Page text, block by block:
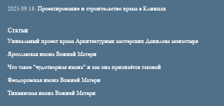
2025.09.18: Проектирование и строительство храма в Клинцах
Статьи
Уникальный проект храма Архитектурных мастерских Данилова монастыря
Ярославская икона Божией Матери
Что такое "чудотворная икона" и как она признаётся таковой
Феодоровская икона Божией Матери
Тихвинская икона Божией Матери